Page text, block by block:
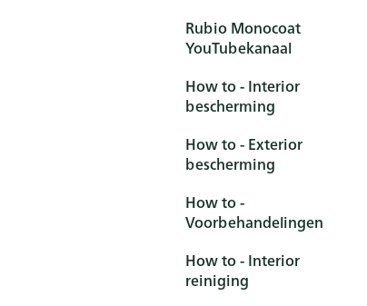
Product
Rubio Monocoat
YouTubekanaal
How to - Interior
bescherming
How to - Exterior
bescherming
How to -
Voorbehandelingen
How to - Interior
reiniging